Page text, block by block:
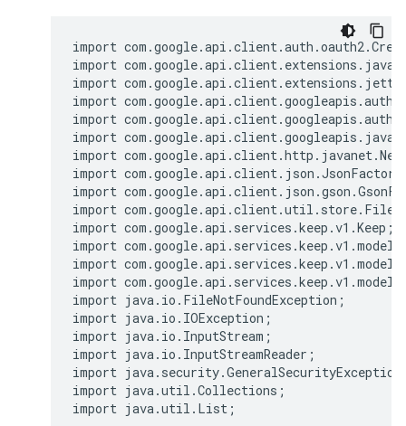
import
import
import
import
import
import
import
import
import
import
import com.google.api.services.keep.v1.Keep;
import
import
import
import java.io.FileNotFoundException;
import java.io.IOException;
import java.io.InputStream;
import java.io.InputStreamReader;
import
import java.util.Collections;
import java.util.List;